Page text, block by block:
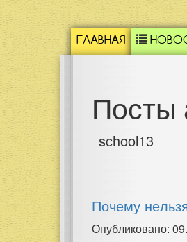
ГЛАВНАЯ
Посты
school13
Почему
Опубликовано: